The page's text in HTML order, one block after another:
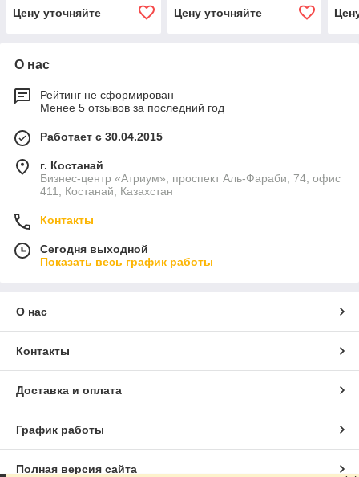
Цену уточняйте
Цену уточняйте
О нас
Рейтинг не сформирован
Менее 5 отзывов за последний год
Работает с 30.04.2015
г. Костанай
Бизнес-центр «Атриум», проспект Аль-Фараби, 74, офис
411, Костанай, Казахстан
Контакты
Сегодня выходной
Показать весь график работы
О нас
Контакты
Доставка и оплата
График работы
Полная версия сайта